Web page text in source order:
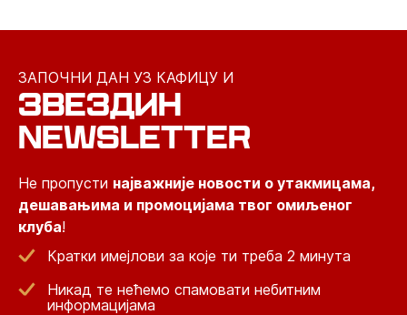
ЗАПОЧНИ ДАН УЗ КАФИЦУ И
ЗВЕЗДИН
NEWSLETTER
Не пропусти најважније новости о утакмицама,
дешавањима и промоцијама твог омиљеног
клуба!
Кратки имејлови за које ти треба 2 минута
Никад те нећемо спамовати небитним
информацијама